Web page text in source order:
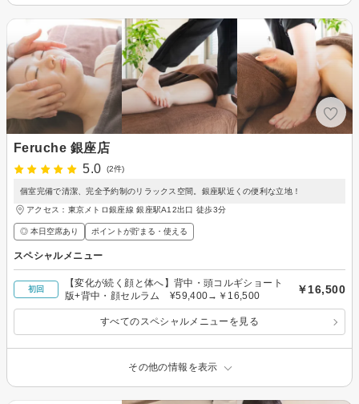
Feruche 銀座店
5.0
(2件)
個室完備で清潔、完全予約制のリラックス空間。銀座駅近くの便利な立地！
アクセス：東京メトロ銀座線 銀座駅A12出口 徒歩3分
◎ 本日空席あり ポイントが貯まる・使える
スペシャルメニュー
初回
【変化が続く顔と体へ】背中・頭コルギショート
版+背中・顔セルラム ¥59,400→￥16,500
￥16,500
すべてのスペシャルメニューを見る
その他の情報を表示